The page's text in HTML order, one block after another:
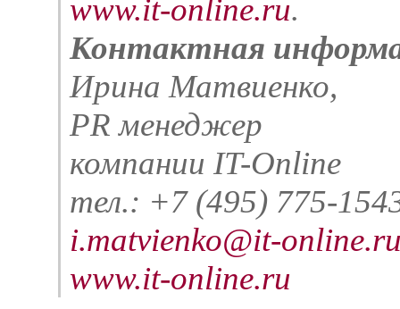
www.it-online.ru.
Контактная
Ирина Матвиенко,
PR менеджер
компании IT-Online
тел.: +7 (495) 775-
i.matvienko@it-
www.it-online.ru